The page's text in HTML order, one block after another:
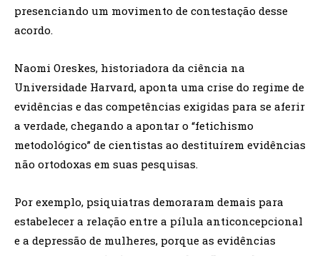
presenciando um movimento de contestação desse
acordo.
Naomi Oreskes, historiadora da ciência na
Universidade Harvard, aponta uma crise do regime de
evidências e das competências exigidas para se aferir
a verdade, chegando a apontar o “fetichismo
metodológico” de cientistas ao destituírem evidências
não ortodoxas em suas pesquisas.
Por exemplo, psiquiatras demoraram demais para
estabelecer a relação entre a pílula anticoncepcional
e a depressão de mulheres, porque as evidências